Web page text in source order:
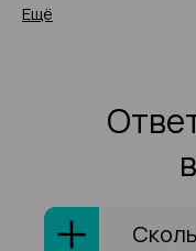
Ещё